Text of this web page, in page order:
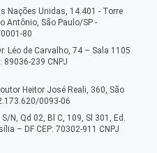
Nações Unidas, 14.401 - Torre
Antônio, São Paulo/SP -
80
Léo de Carvalho, 74 – Sala 1105
89036-239 CNPJ
Heitor José Reali, 360, São
0093-06
N, Qd 02, Bl C, 109, Sl 301, Ed.
– DF CEP: 70302-911 CNPJ